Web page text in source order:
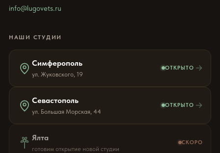
info@lugovets.ru
НАШИ СТУДИИ
Симферополь
ул. Жуковского, 19
ОТКРЫТО →
Севастополь
ул. Большая Морская, 44
ОТКРЫТО →
Ялта
готовим открытие новой студии
СКОРО